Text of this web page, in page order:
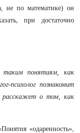
не по математике) он
при достаточно
понятиям, как
психолог познакомит
расскажет о том, как
«одаренность»,